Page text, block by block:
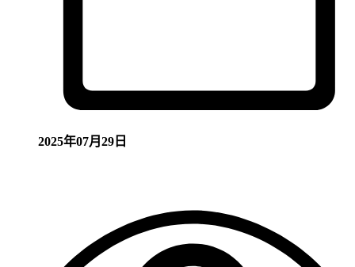
2025年07月29日